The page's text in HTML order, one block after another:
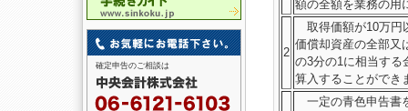
確定申告のご相談は
額の全額を業務の用
2
取得価額が10万円
価償却資産の全部又
の3分の1に相当する
算入することができ
一定の青色申告書